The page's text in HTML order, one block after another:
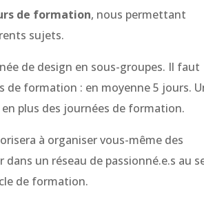
de formation, nous permettant
sujets.
de design en sous-groupes. Il faut
de formation : en moyenne 5 jours.
plus des journées de formation.
à organiser vous-même des
un réseau de passionné.e.s au
de formation.